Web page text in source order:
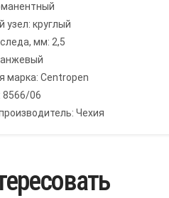
узел: круглый
мм: 2,5
марка: Centropen
8566/06
Чехия